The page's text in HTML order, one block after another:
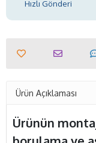
Hızlı Gönderi
Ürün Açıklaması
Ürünün